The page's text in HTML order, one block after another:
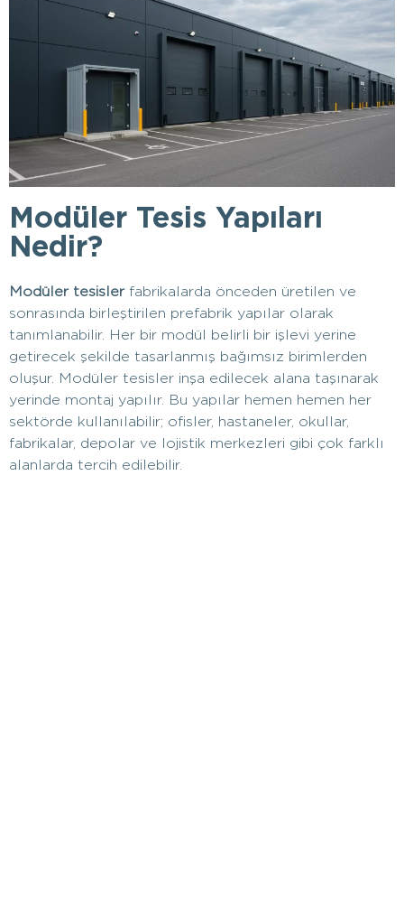
Modüler Tesis Yapıları
Nedir?
Modüler tesislerfabrikalarda önceden üretilen ve
sonrasında birleştirilen prefabrik yapılar olarak
tanımlanabilir. Her bir modül belirli bir işlevi yerine
getirecek şekilde tasarlanmış bağımsız birimlerden
oluşur. Modüler tesisler inşa edilecek alana taşınarak
yerinde montaj yapılır. Bu yapılar hemen hemen her
sektörde kullanılabilir; ofisler, hastaneler, okullar,
fabrikalar, depolar ve lojistik merkezleri gibi çok farklı
alanlarda tercih edilebilir.